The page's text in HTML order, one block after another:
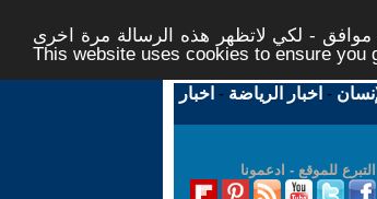
- لكي لاتظهر هذه الرسالة مرة اخرى -
This website uses cookies to ensure you
- اخبار الرياضة - اخبار
التبرع للموقع - ادعمونا